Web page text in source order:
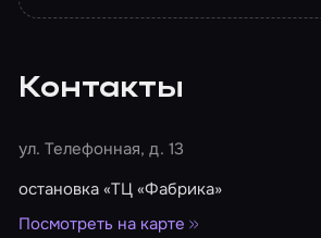
Контакты
ул. Телефонная, д. 13
остановка «ТЦ «Фабрика»
Посмотреть на карте